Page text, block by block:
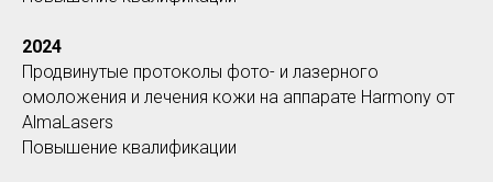
2024
Продвинутые протоколы фото- и лазерного
омоложения и лечения кожи на аппарате Harmony от
AlmaLasers
Повышение квалификации